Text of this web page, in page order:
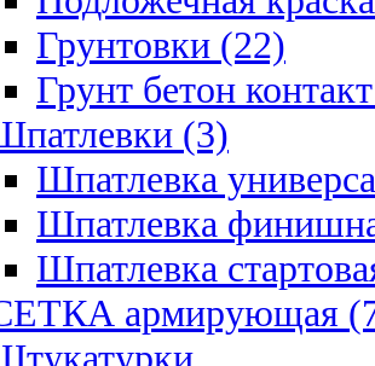
Грунтовки (22)
Грунт бетон
(3)
Шпатлевка
Шпатлевка
Шпатлевка
армирующая